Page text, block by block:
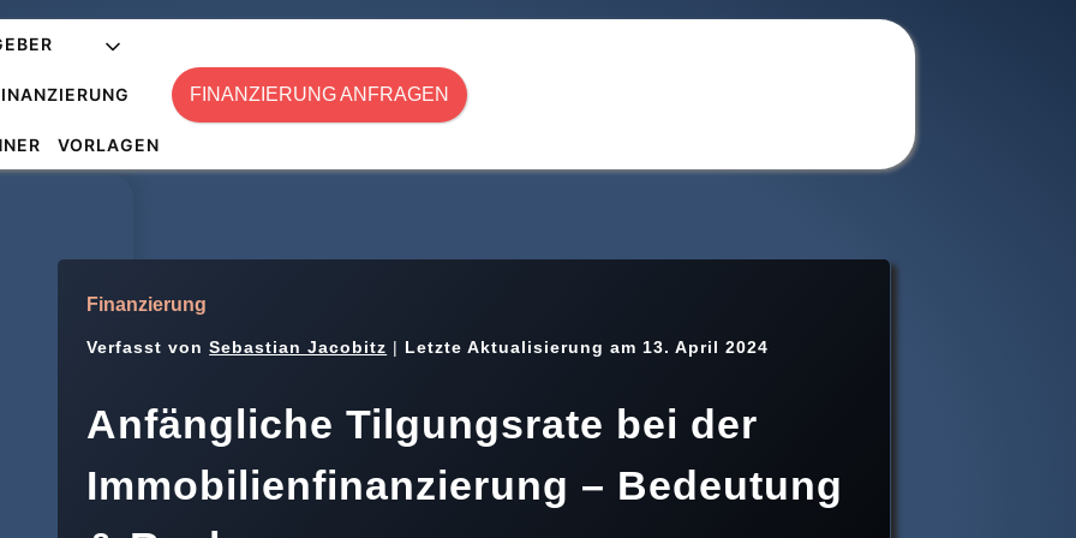
VORLAGEN
FINANZIERUNG ANFRAGEN
Tilgungsrate bei der Immobilienfinanzierung ...
Finanzierung
Verfasst von Sebastian Jacobitz | Letzte Aktualisierung am 13. April 2024
Anfängliche Tilgungsrate bei der
Immobilienfinanzierung – Bedeutung